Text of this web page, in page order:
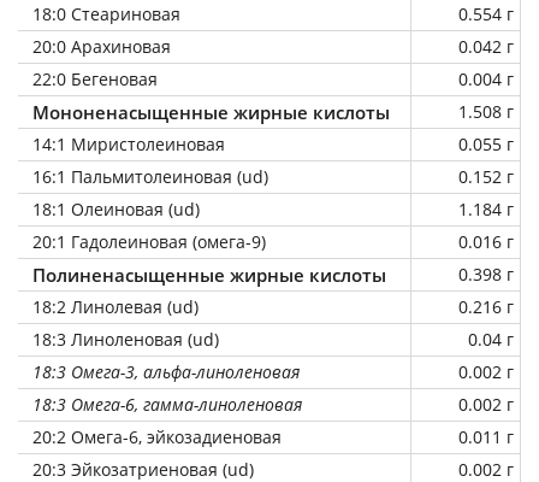
18:0 Стеариновая
0.554 г
20:0 Арахиновая
0.042 г
22:0 Бегеновая
0.004 г
Мононенасыщенные жирные кислоты
1.508 г
14:1 Миристолеиновая
0.055 г
16:1 Пальмитолеиновая (ud)
0.152 г
18:1 Олеиновая (ud)
1.184 г
20:1 Гадолеиновая (омега-9)
0.016 г
Полиненасыщенные жирные кислоты
0.398 г
18:2 Линолевая (ud)
0.216 г
18:3 Линоленовая (ud)
0.04 г
18:3 Омега-3, альфа-линоленовая
0.002 г
18:3 Омега-6, гамма-линоленовая
0.002 г
20:2 Омега-6, эйкозадиеновая
0.011 г
20:3 Эйкозатриеновая (ud)
0.002 г